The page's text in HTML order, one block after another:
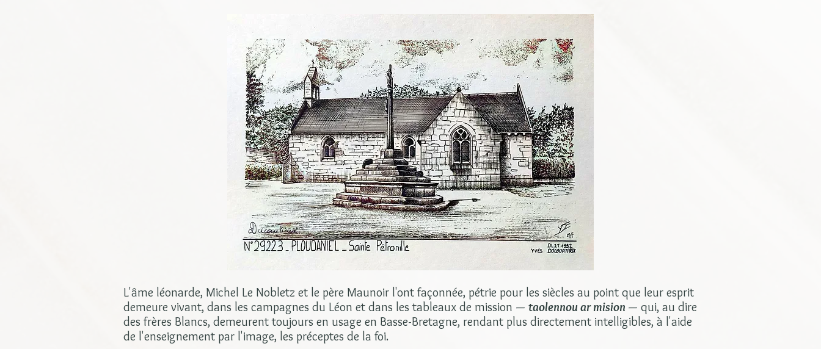
L'âme léonarde, Michel Le Nobletz et le père Maunoir l'ont façonnée, pétrie pour les siècles au point que leur esprit
demeure vivant, dans les campagnes du Léon et dans les tableaux de mission — taolennou ar mision — qui, au dire
des frères Blancs, demeurent toujours en usage en Basse-Bretagne, rendant plus directement intelligibles, à l'aide
de l'enseignement par l'image, les préceptes de la foi.